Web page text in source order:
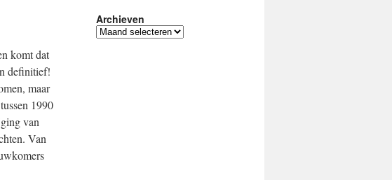
komt dat
definitief!
maar
1990
van
Van
Archieven
Archieven